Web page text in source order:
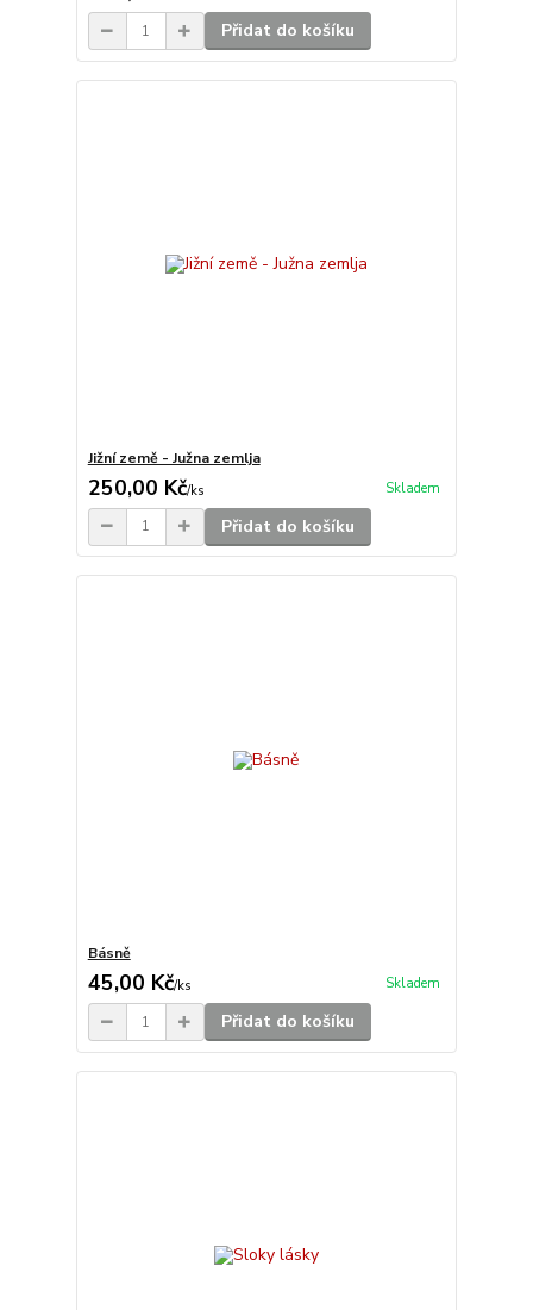
Přidat do košíku
Jižní země - Južna zemlja
250,00 Kč/ks Skladem
Přidat do košíku
Básně
45,00 Kč/ks Skladem
Přidat do košíku